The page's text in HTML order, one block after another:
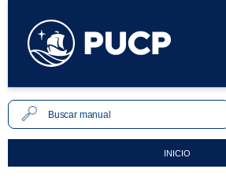
INICIO